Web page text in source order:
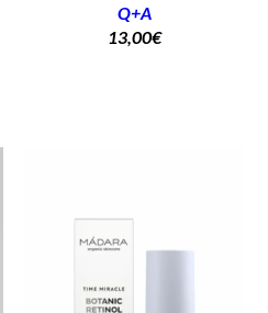
Q+A
13,00€